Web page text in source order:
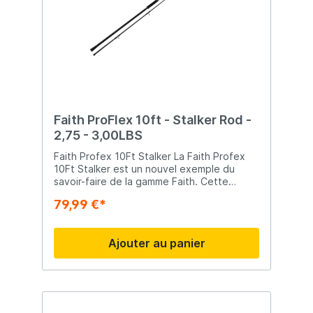
Faith ProFlex 10ft - Stalker Rod -
2,75 - 3,00LBS
Faith Profex 10Ft Stalker La Faith Profex
10Ft Stalker est un nouvel exemple du
savoir-faire de la gamme Faith. Cette
équilibre parfait entre puissance, mobilité
carpe qui pêchent activement le long des
berges et à proximité des obstacles. Elle
convient également parfaitement à la
pêche en bateau. Avec une longueur de
possède suffisamment de réserve de
79,99 €*
Ajouter au panier